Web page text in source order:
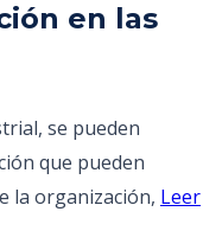
en las
se pueden
que pueden
la organización, Leer